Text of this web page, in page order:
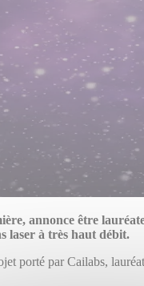
annonce être
laser à très haut débit.
porté par Cailabs,